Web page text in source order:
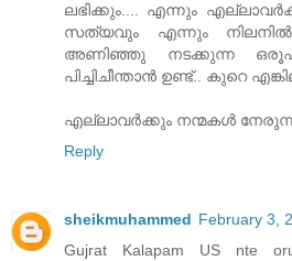
ലഭിക്കും.... എന്നും
സത്യവും എന്നും
അണിഞ്ഞു നടക്കുന്ന
പിച്ചിചീന്താന്‍ ഉണ്ട്.. കുറെ
എല്ലാവര്‍ക്കും നന്മകള്‍
Reply
sheikmuhammed February 3,
Gujrat Kalapam US nte